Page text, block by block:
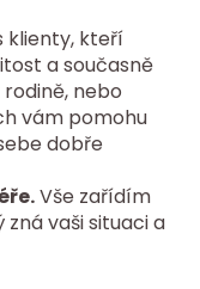
klienty, kteří
a současně
nebo
vám pomohu
dobře
Vše zařídím
vaši situaci a